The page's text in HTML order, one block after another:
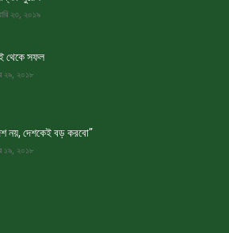
২৩, ২০১৯
থেকে সফল
২৯, ২০১৮
নয়, দেশকেই বড় করবো”
১৯, ২০১৮